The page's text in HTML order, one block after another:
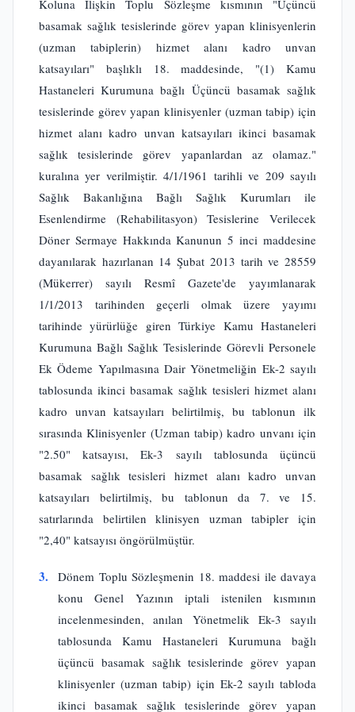
Koluna İlişkin Toplu Sözleşme kısmının "Üçüncü
basamak sağlık tesislerinde görev yapan klinisyenlerin
(uzman tabiplerin) hizmet alanı kadro unvan
katsayıları" başlıklı 18. maddesinde, "(1) Kamu
Hastaneleri Kurumuna bağlı Üçüncü basamak sağlık
tesislerinde görev yapan klinisyenler (uzman tabip) için
hizmet alanı kadro unvan katsayıları ikinci basamak
sağlık tesislerinde görev yapanlardan az olamaz."
kuralına yer verilmiştir. 4/1/1961 tarihli ve 209 sayılı
Sağlık Bakanlığına Bağlı Sağlık Kurumları ile
Esenlendirme (Rehabilitasyon) Tesislerine Verilecek
Döner Sermaye Hakkında Kanunun 5 inci maddesine
dayanılarak hazırlanan 14 Şubat 2013 tarih ve 28559
(Mükerrer) sayılı Resmî Gazete'de yayımlanarak
1/1/2013 tarihinden geçerli olmak üzere yayımı
tarihinde yürürlüğe giren Türkiye Kamu Hastaneleri
Kurumuna Bağlı Sağlık Tesislerinde Görevli Personele
Ek Ödeme Yapılmasına Dair Yönetmeliğin Ek-2 sayılı
tablosunda ikinci basamak sağlık tesisleri hizmet alanı
kadro unvan katsayıları belirtilmiş, bu tablonun ilk
sırasında Klinisyenler (Uzman tabip) kadro unvanı için
"2.50" katsayısı, Ek-3 sayılı tablosunda üçüncü
basamak sağlık tesisleri hizmet alanı kadro unvan
katsayıları belirtilmiş, bu tablonun da 7. ve 15.
satırlarında belirtilen klinisyen uzman tabipler için
"2,40" katsayısı öngörülmüştür.
3.
Dönem Toplu Sözleşmenin 18. maddesi ile davaya
konu Genel Yazının iptali istenilen kısmının
incelenmesinden, anılan Yönetmelik Ek-3 sayılı
tablosunda Kamu Hastaneleri Kurumuna bağlı
üçüncü basamak sağlık tesislerinde görev yapan
klinisyenler (uzman tabip) için Ek-2 sayılı tabloda
ikinci basamak sağlık tesislerinde görev yapan